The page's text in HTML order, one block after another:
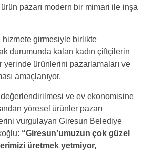
pazarı modern bir mimari ile inşa
hizmete girmesiyle birlikte
durumunda kalan kadın çiftçilerin
yerinde ürünlerini pazarlamaları ve
amaçlanıyor.
ve ev ekonomisine
yöresel ürünler pazarı
vurgulayan Giresun Belediye
“Giresun’umuzun çok güzel
üretmek yetmiyor,